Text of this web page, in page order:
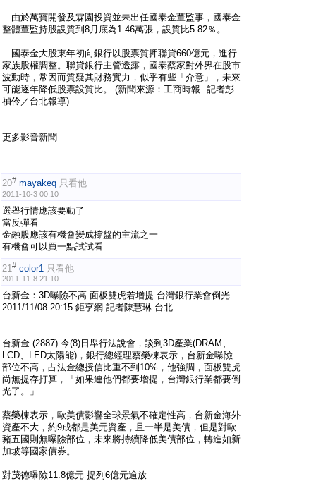
由於萬寶開發及霖園投資並未出任國泰金董監事，國泰金
整體董監持股設質到8月底為1.46萬張，設質比5.82％。
國泰金大股東年初向銀行以股票質押聯貸660億元，進行
家族股權調整。聯貸銀行主管透露，國泰蔡家對外界在股市
波動時，常因而質疑其財務實力，似乎有些「介意」，未來
可能逐年降低股票設質比。 (新聞來源：工商時報─記者彭
禎伶／台北報導)
更多影音新聞
20# mayakeq 只看他
2011-10-3 00:10
選舉行情應該要動了
當反彈看
金融股應該有機會變成撐盤的主流之一
有機會可以買一點試試看
21# color1 只看他
2011-11-8 21:10
台新金：3D曝險不高 面板雙虎若增提 台灣銀行業會倒光
2011/11/08 20:15 鉅亨網 記者陳慧琳 台北
台新金 (2887) 今(8)日舉行法說會，談到3D產業(DRAM、
LCD、LED太陽能)，銀行總經理蔡榮棟表示，台新金曝險
部位不高，占法金總授信比重不到10%，他強調，面板雙虎
尚無提存打算，「如果連他們都要增提，台灣銀行業都要倒
光了。」
蔡榮棟表示，歐美債影響全球景氣不確定性高，台新金海外
資產不大，約9成都是美元資產，且一半是美債，但是對歐
豬五國則無曝險部位，未來將持續降低美債部位，轉進如新
加坡等國家債券。
對茂德曝險11.8億元 提列6億元逾放